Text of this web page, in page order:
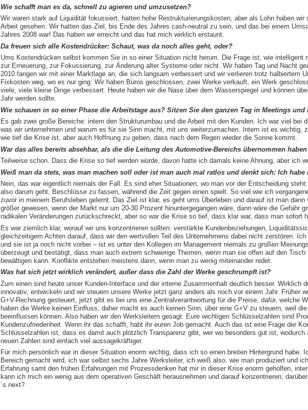
Wie schafft man es da, schnell zu agieren und umzusetzen?
Wir waren stark auf Liquidität fokussiert, hatten hohe Restrukturierungskosten, aber als Lohn haben
Arbeit gesehen. Wir hatten das Ziel, bis Ende des Jahres cash-neutral zu sein, und das bei einem
Jahres 2008 war! Das haben wir erreicht und das hat mich wirklich erstaunt.
Da freuen sich alle Kostendrücker: Schaut, was da noch alles geht, oder?
Ums Kostendrücken selbst kommen Sie in so einer Situation nicht herum. Die Frage ist, wie intelligent
zur Erneuerung, zur Fokussierung, zur Änderung alter Systeme oder nicht. Wir haben Tag und Nacht
2010 fangen wir mit einer Marktlage an, die sich langsam verbessert und wir verlieren trotz halbiertem
Fixkosten weg, wo es nur ging: Wir haben Büros geschlossen, zwei Werke verkauft, ein Werk
viele, viele kleine Dinge verbessert. Heute haben wir die Nase über dem Wasserspiegel und können
Jahr werden sollte.
Wie schauen in so einer Phase die Arbeitstage aus? Sitzen Sie den ganzen Tag in Meetings
Es gab zwei große Bereiche: intern den Strukturumbau und die Arbeit mit den Kunden. Ich war viel bei
was wir unternehmen und warum es für sie Sinn macht, mit uns weiterzumachen. Intern ist es wichtig,
wie tief die Krise ist, aber auch Hoffnung zu geben, dass nach dem Regen wieder die Sonne kommt.
War das alles bereits absehbar, als die die Leitung des Automotive-Bereichs übernommen
Teilweise schon. Dass die Krise so tief werden würde, davon hatte ich damals keine Ahnung, aber ich
Weiß man da stets, was man machen soll oder ist man auch mal ratlos und denkt sich: Ich
Nein, das war eigentlich niemals der Fall. Es sind eher Situationen, wo man vor der Entscheidung
also darum geht, Beschlüsse zu fassen, während die Zeit gegen einen spielt. So viel wie ich
zuvor in meinem Berufsleben gelernt. Das Ziel ist klar, es geht ums Überleben und darauf ist man
größer gewesen, wenn der Markt nur um 20-30 Prozent hinuntergegangen wäre, dann wäre die Gefahr
radikalen Veränderungen zurückschreckt, aber so war die Krise so tief, dass klar war, dass man sofort
Es war ziemlich klar, worauf wir uns konzentrieren sollten: verstärkte Kundenbeziehungen,
gleichzeitigem Achten darauf, dass wir den wertvollen Teil des Unternehmens dabei nicht zerstören.
und sie ist ja noch nicht vorbei – ist es unter den Kollegen im Management niemals zu großen
überzeugt und bestätigt, dass man auch extrem schwierige Themen, wenn man sie offen auf den
bewältigen kann. Konflikte entstehen meistens dann, wenn man zu wenig miteinander redet.
Was hat sich jetzt wirklich verändert, außer dass die Zahl der Werke geschrumpft ist?
Zum einen sind heute unser Kunden-Interface und der interne Zusammenhalt deutlich besser. Wirklich
innovativ, entwickeln und wir steuern unsere Werke jetzt ganz anders als noch vor einem Jahr. Früher
G+V-Rechnung gesteuert, jetzt gibt es bei uns eine Zentralverantwortung für die Preise, dafür, welche
haben die Werke keinen Einfluss, daher macht es auch keinen Sinn, über eine G+V zu steuern, weil
beeinflussen können. Also haben wir den Werksleitern gesagt: Eure wichtigen Schlüsselzahlen sind
Kundenzufriedenheit. Wenn ihr das schafft, habt ihr euren Job gemacht. Auch das ist eine Frage der
Schlüsselzahlen ist, dass es damit auch plötzlich Transparenz gibt, wer wo besonders gut ist, wodurch
neuen Zahlen sind einfach viel aussagekräftiger.
Für mich persönlich war in dieser Situation enorm wichtig, dass ich so einen breiten Hintergrund habe.
Bereich gemacht wird, ich war selbst sechs Jahre Werksleiter, ich weiß also, wie man produziert und
Erfahrung samt den frühen Erfahrungen mit Prozessdenken hat mir in dieser Krise enorm geholfen,
kann ich mich ein wenig aus dem operativen Geschäft herausnehmen und darauf konzentrieren,
´s next?